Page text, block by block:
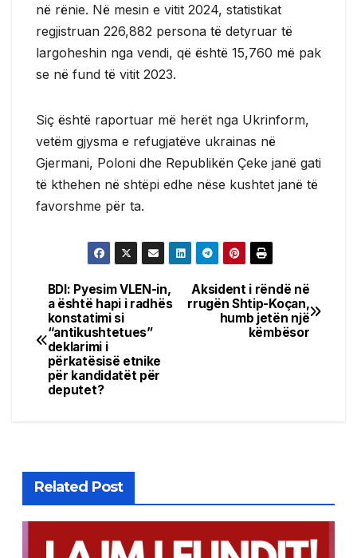
në rënie. Në mesin e vitit 2024, statistikat
regjistruan 226,882 persona të detyruar të
largoheshin nga vendi, që është 15,760 më pak
se në fund të vitit 2023.
Siç është raportuar më herët nga Ukrinform,
vetëm gjysma e refugjatëve ukrainas në
Gjermani, Poloni dhe Republikën Çeke janë gati
të kthehen në shtëpi edhe nëse kushtet janë të
favorshme për ta.
Post
navigation
Aksident i rëndë në
rrugën Shtip-Koçan,
humb jetën një
këmbësor
BDI: Pyesim VLEN-in,
a është hapi i radhës
konstatimi si
“antikushtetues”
deklarimi i
përkatësisë etnike
për kandidatët për
deputet?
Related Post